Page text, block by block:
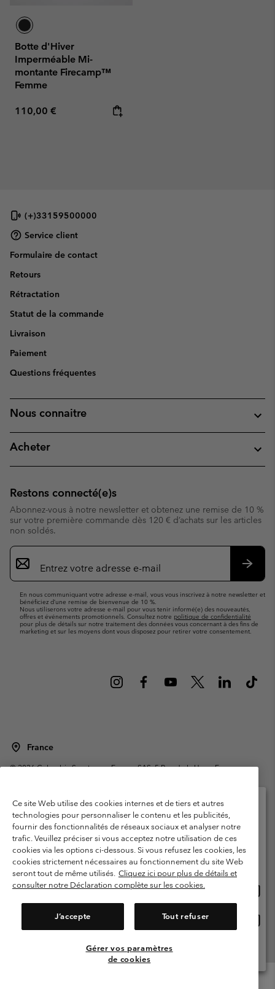
Botte d'Hiver
Imperméable Mi-
montante Firecamp™
Femme
Regular price:
110,00 €
(+)33159500000
Service client
Formulaire de contact
Retours
Rétractation
Statut de la commande
Livraison
Paiement
Questions fréquentes
Nous connaitre
Acheter
Restons connecté(e)s
Abonnez-vous à notre newsletter et obtenez une remise de 10 %
sur votre première commande dès 120 € d’achats sur les articles
non soldés.
Inscription
par
e-
En nous communiquant votre adresse e-mail, vous vous inscrivez à notre newsletter et
bénéficiez d’une remise de bienvenue de 10 %.
Nous utiliserons votre adresse e-mail pour vous tenir informé(e) des nouveautés,
offres et événements promotionnels. Consultez notre politique de confidentialité
pour plus de détails sur notre traitement des données vous concernant à des fins de
marketing et sur les moyens dont vous disposez pour retirer votre consentement.
France
©2026Columbia Sportswear Europe SAS. 5 Rue de la Haye, Espace
Garanties Légales
Politique de confidentialité
Conditions d'utilisation - Membres
Conditions D'utilisation - Contenu généré par l'utilisateur
Impressum
Cookies
Public CBCR
Ce site Web utilise des cookies internes et de tiers et autres
technologies pour personnaliser le contenu et les publicités,
fournir des fonctionnalités de réseaux sociaux et analyser notre
trafic. Veuillez préciser si vous acceptez notre utilisation de ces
cookies via les options ci-dessous. Si vous refusez les cookies, les
cookies strictement nécessaires au fonctionnement du site Web
seront tout de même utilisés. Cliquez ici pour plus de détails et
consulter notre Déclaration complète sur les cookies.
J’accepte Tout refuser
Gérer vos paramètres
de cookies
Veuillez sélectionner votre pays d’expédition et
votre langue
Achats en ligne disponibles
United States
ligne
France
Voir Tous Les Pays